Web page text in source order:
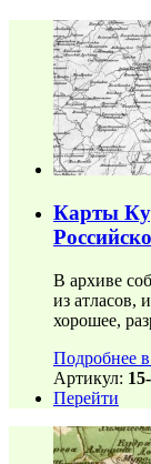
Карты
В архиве
из атласов,
хорошее,
Подробнее
Артикул:
Перейти